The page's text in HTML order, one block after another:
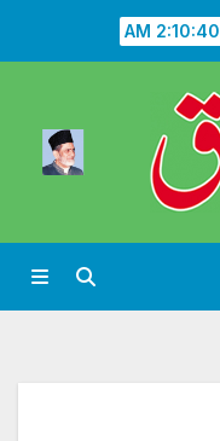
2:10:42 AM